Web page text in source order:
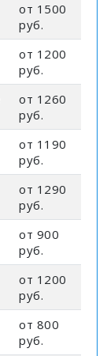
от 1500
руб.
от 1200
руб.
от 1260
руб.
от 1190
руб.
от 1290
руб.
от 900
руб.
от 1200
руб.
от 800
руб.